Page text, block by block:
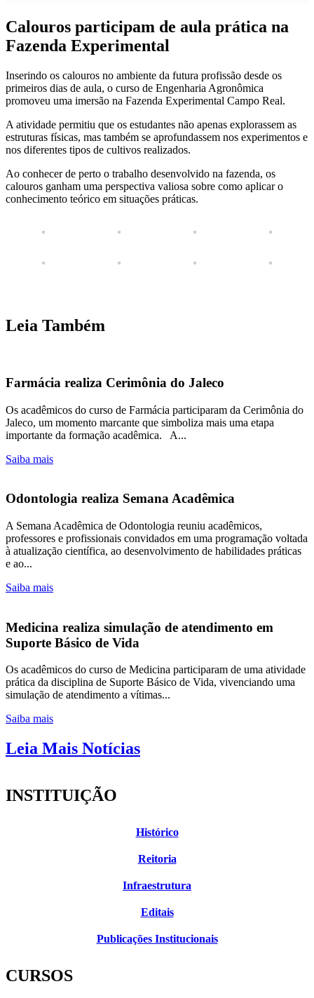
Calouros participam de aula prática na
Fazenda Experimental
Inserindo os calouros no ambiente da futura profissão desde os
primeiros dias de aula, o curso de Engenharia Agronômica
promoveu uma imersão na Fazenda Experimental Campo Real.
A atividade permitiu que os estudantes não apenas explorassem as
estruturas físicas, mas também se aprofundassem nos experimentos e
nos diferentes tipos de cultivos realizados.
Ao conhecer de perto o trabalho desenvolvido na fazenda, os
calouros ganham uma perspectiva valiosa sobre como aplicar o
conhecimento teórico em situações práticas.
Leia Também
Farmácia realiza Cerimônia do Jaleco
Os acadêmicos do curso de Farmácia participaram da Cerimônia do
Jaleco, um momento marcante que simboliza mais uma etapa
importante da formação acadêmica. A...
Saiba mais
Odontologia realiza Semana Acadêmica
A Semana Acadêmica de Odontologia reuniu acadêmicos,
professores e profissionais convidados em uma programação voltada
à atualização científica, ao desenvolvimento de habilidades práticas
e ao...
Saiba mais
Medicina realiza simulação de atendimento em
Suporte Básico de Vida
Os acadêmicos do curso de Medicina participaram de uma atividade
prática da disciplina de Suporte Básico de Vida, vivenciando uma
simulação de atendimento a vítimas...
Saiba mais
Leia Mais Notícias
INSTITUIÇÃO
Histórico
Reitoria
Infraestrutura
Editais
Publicações Institucionais
CURSOS